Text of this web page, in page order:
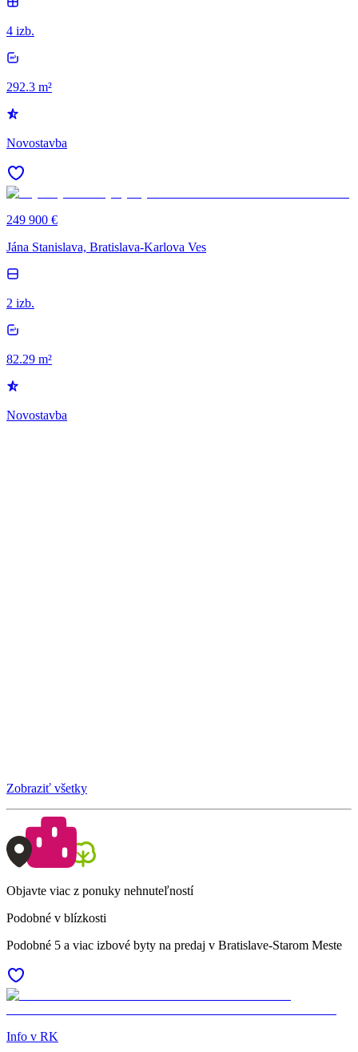
4 izb.
292.3 m²
Novostavba
249 900 €
Jána Stanislava, Bratislava-Karlova Ves
2 izb.
82.29 m²
Novostavba
Zobraziť všetky
Objavte viac z ponuky nehnuteľností
Podobné v blízkosti
Podobné 5 a viac izbové byty na predaj v Bratislave-Starom Meste
Info v RK